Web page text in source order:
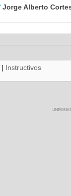
Jorge Alberto
| Instructivos